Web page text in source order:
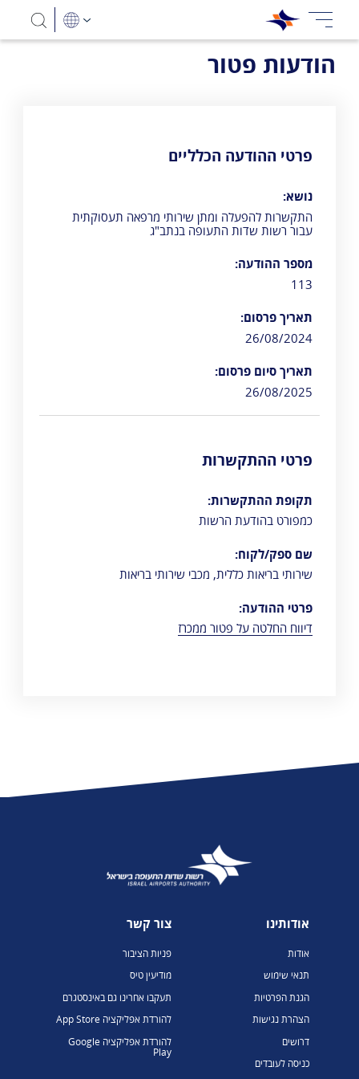
הודעות פטור
פרטי ההודעה הכלליים
נושא:
התקשרות להפעלה ומתן שירותי מרפאה תעסוקתית
עבור רשות שדות התעופה בנתב"ג
מספר ההודעה:
113
תאריך פרסום:
26/08/2024
תאריך סיום פרסום:
26/08/2025
פרטי ההתקשרות
תקופת ההתקשרות:
כמפורט בהודעת הרשות
שם ספק/לקוח:
שירותי בריאות כללית, מכבי שירותי בריאות
פרטי ההודעה:
דיווח החלטה על פטור ממכרז
אודותינו
אודות
תנאי שימוש
הגנת הפרטיות
הצהרת נגישות
דרושים
כניסה לעובדים
צור קשר
פניות הציבור
מודיעין טיס
תעקבו אחרינו גם באינסטגרם
להורדת אפליקציה App Store
להורדת אפליקציה Google
Play